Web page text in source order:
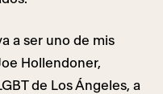
a ser uno de mis
Hollendoner,
de Los Ángeles, a